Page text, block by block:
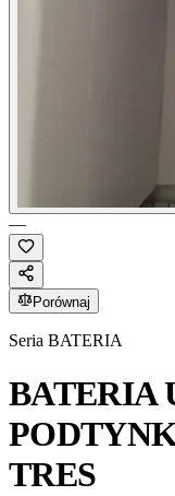
—
Porównaj
Seria BATERIA
BATERIA
TRES